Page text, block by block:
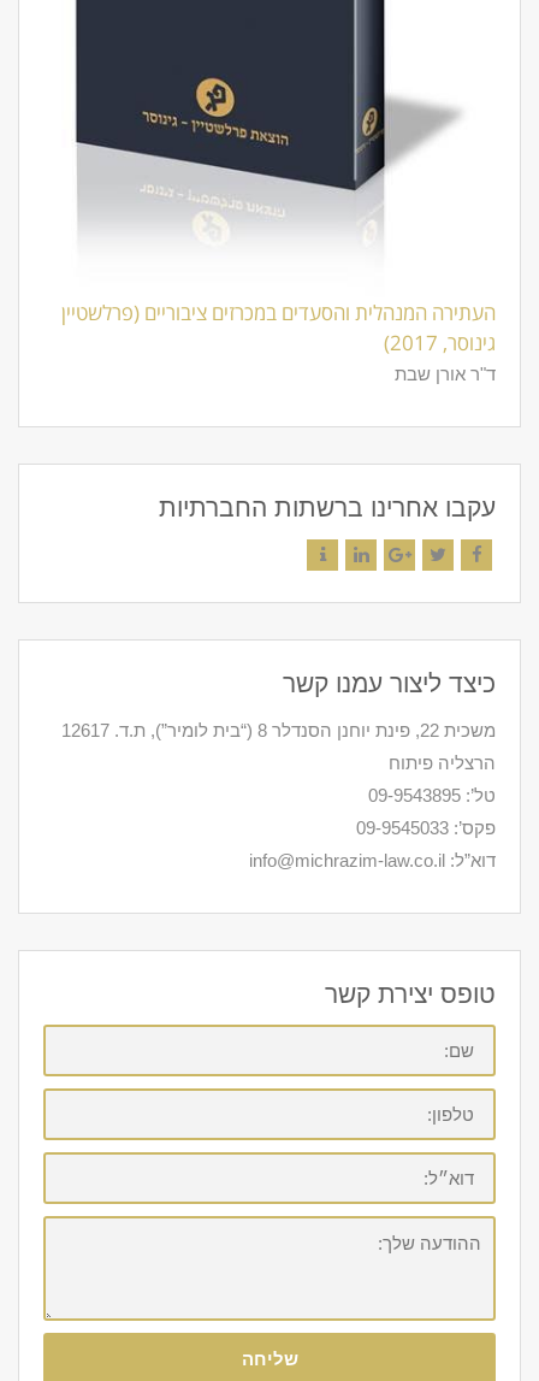
העתירה המנהלית והסעדים במכרזים ציבוריים (פרלשטיין
גינוסר, 2017)
ד"ר אורן שבת
עקבו אחרינו ברשתות החברתיות
כיצד ליצור עמנו קשר
משכית 22, פינת יוחנן הסנדלר 8 (“בית לומיר”), ת.ד. 12617
הרצליה פיתוח
טל’: 09-9543895
פקס’: 09-9545033
דוא”ל: info@michrazim-law.co.il
טופס יצירת קשר
שם:
טלפון:
דוא״ל:
ההודעה
שלך:
שליחה